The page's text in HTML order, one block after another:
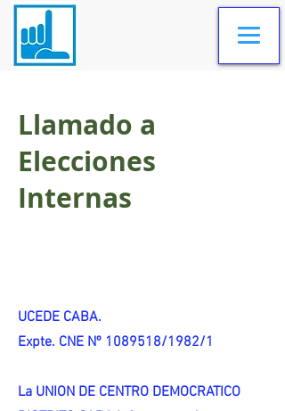
Llamado a
Elecciones
Internas
UCEDE CABA.
Expte. CNE Nº 1089518/1982/1
La UNION DE CENTRO DEMOCRATICO